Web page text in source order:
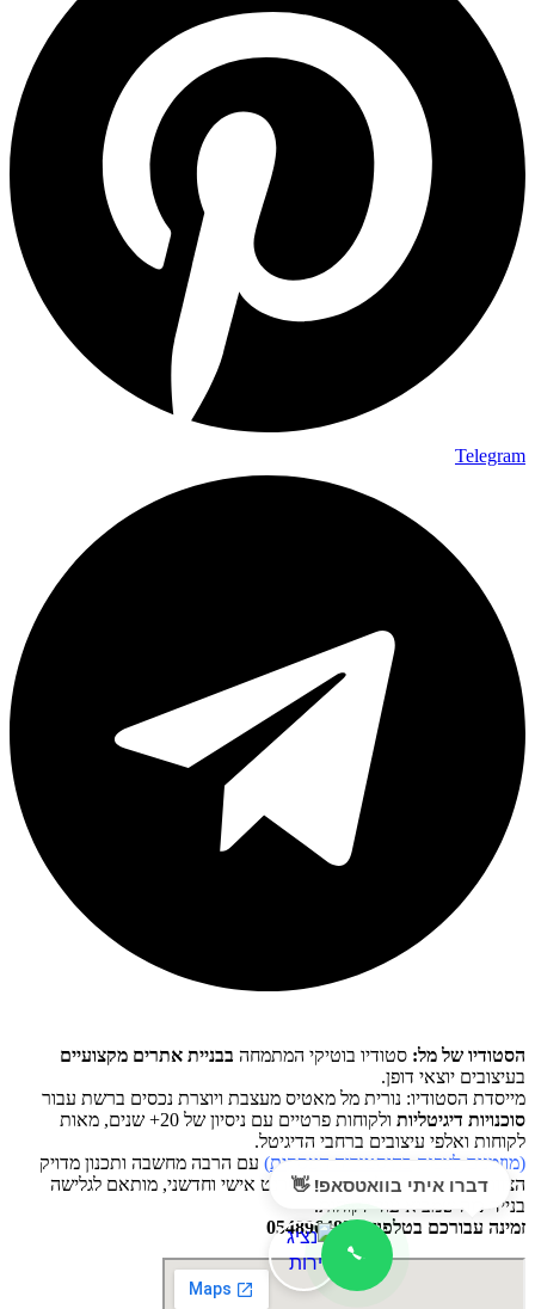
Telegram
הסטודיו של מל: סטודיו בוטיקי המתמחה בבניית אתרים מקצועיים
בעיצובים יוצאי דופן.
מייסדת הסטודיו: נורית מל מאטיס מעצבת ויוצרת נכסים ברשת עבור
סוכנויות דיגיטליות
ולקוחות פרטיים עם ניסיון של 20+ שנים, מאות
לקוחות ואלפי עיצובים ברחבי הדיגיטל.
(מוזמנים לצפות בהיסטוריה העסקית) עם הרבה מחשבה ותכנון מדויק
הצוות ואני נעצב גם לך אתר אינטרנט אישי וחדשני, מותאם לגלישה
בנייד-כזה שמביא עוד לקוחות.
זמינה עבורכם בטלפון: 0548964830
דברו איתי בוואטסאפ! 👋